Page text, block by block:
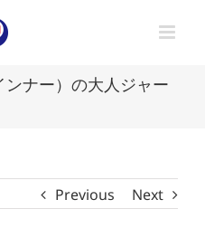
ナー）の大人ジャー
Previous Next